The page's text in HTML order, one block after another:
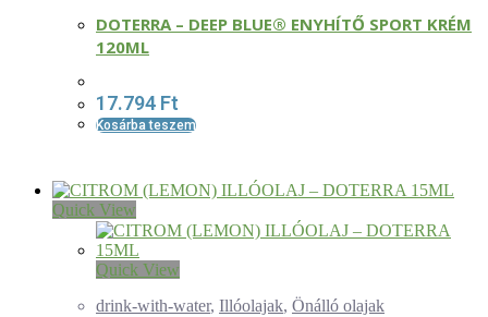
DOTERRA – DEEP BLUE® ENYHÍTŐ SPORT KRÉM
120ML
17.794 Ft
Kosárba teszem
Quick View
Quick View
drink-with-water, Illóolajak, Önálló olajak